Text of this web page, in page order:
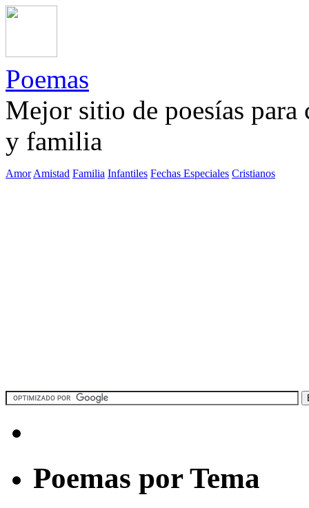
Poemas
Mejor sitio de poesías
y familia
Amor Amistad Familia Infantiles Fechas Especiales Cristianos
Poemas por Tema